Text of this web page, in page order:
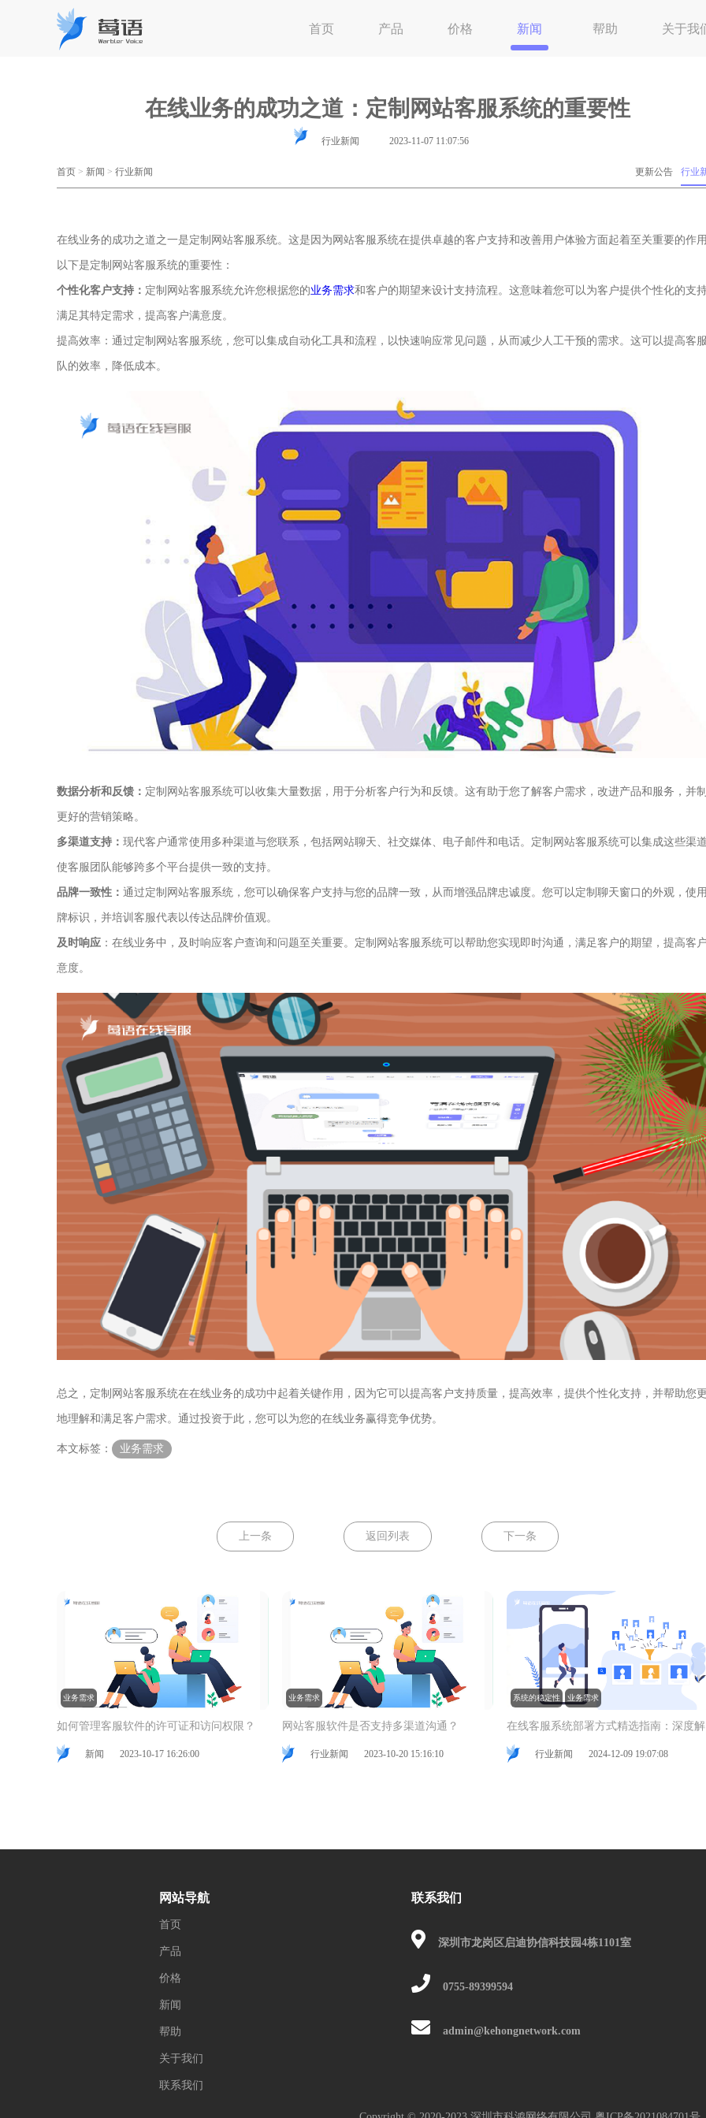
首页 产品 价格 新闻 帮助 关于我
在线业务的成功之道：定制网站客服系统的重要性
行业新闻 2023-11-07 11:07:56
行业
更新公告
首页 > 新闻 > 行业新闻
在线业务的成功之道之一是定制网站客服系统。这是因为网站客服系统在提供卓越的客户支持和改善用户体验方面起着至关重要的作
以下是定制网站客服系统的重要性：
个性化客户支持： 定制网站客服系统允许您根据您的业务需求和客户的期望来设计支持流程。这意味着您可以为客户提供个性化的支
满足其特定需求，提高客户满意度。
提高效率：通过定制网站客服系统，您可以集成自动化工具和流程，以快速响应常见问题，从而减少人工干预的需求。这可以提高客
队的效率，降低成本。
数据分析和反馈： 定制网站客服系统可以收集大量数据，用于分析客户行为和反馈。这有助于您了解客户需求，改进产品和服务，并
更好的营销策略。
多渠道支持： 现代客户通常使用多种渠道与您联系，包括网站聊天、社交媒体、电子邮件和电话。定制网站客服系统可以集成这些渠
使客服团队能够跨多个平台提供一致的支持。
品牌一致性： 通过定制网站客服系统，您可以确保客户支持与您的品牌一致，从而增强品牌忠诚度。您可以定制聊天窗口的外观，使
牌标识，并培训客服代表以传达品牌价值观。
及时响应 ：在线业务中，及时响应客户查询和问题至关重要。定制网站客服系统可以帮助您实现即时沟通，满足客户的期望，提高客
意度。
总之，定制网站客服系统在在线业务的成功中起着关键作用，因为它可以提高客户支持质量，提高效率，提供个性化支持，并帮助您
地理解和满足客户需求。通过投资于此，您可以为您的在线业务赢得竞争优势。
本文标签： 业务需求
上一条 返回列表 下一条
如何管理客服软件的许可证和访问权限？
新闻 2023-10-17 16:26:00
业务需求
网站客服软件是否支持多渠道沟通？
行业新闻 2023-10-20 15:16:10
业务需求
行业新闻 2024-12-09 19:07:08
系统的稳定性 业务需求
网站导航
首页
产品
价格
新闻
帮助
关于我们
联系我们
联系我们
深圳市龙岗区启迪协信科技园4栋1101室
0755-89399594
admin@kehongnetwork.com